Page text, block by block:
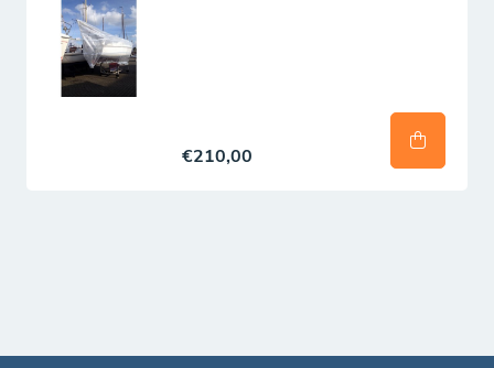
€210,00